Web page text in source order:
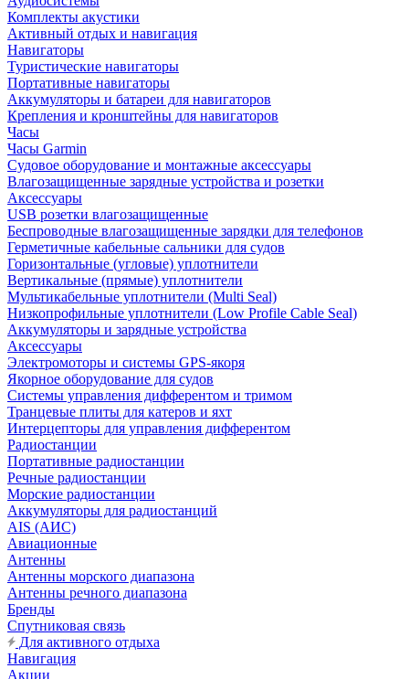
Комплекты акустики
Активный отдых и навигация
Навигаторы
Туристические навигаторы
Портативные навигаторы
Аккумуляторы и батареи для навигаторов
Крепления и кронштейны для навигаторов
Часы
Часы Garmin
Судовое оборудование и монтажные аксессуары
Влагозащищенные зарядные устройства и розетки
Аксессуары
USB розетки влагозащищенные
Беспроводные влагозащищенные зарядки для телефонов
Герметичные кабельные сальники для судов
Горизонтальные (угловые) уплотнители
Вертикальные (прямые) уплотнители
Мультикабельные уплотнители (Multi Seal)
Низкопрофильные уплотнители (Low Profile Cable Seal)
Аккумуляторы и зарядные устройства
Аксессуары
Электромоторы и системы GPS-якоря
Якорное оборудование для судов
Системы управления дифферентом и тримом
Транцевые плиты для катеров и яхт
Интерцепторы для управления дифферентом
Радиостанции
Портативные радиостанции
Речные радиостанции
Морские радиостанции
Аккумуляторы для радиостанций
AIS (АИС)
Авиационные
Антенны
Антенны морского диапазона
Антенны речного диапазона
Бренды
Спутниковая связь
Для активного отдыха
Навигация
Акции